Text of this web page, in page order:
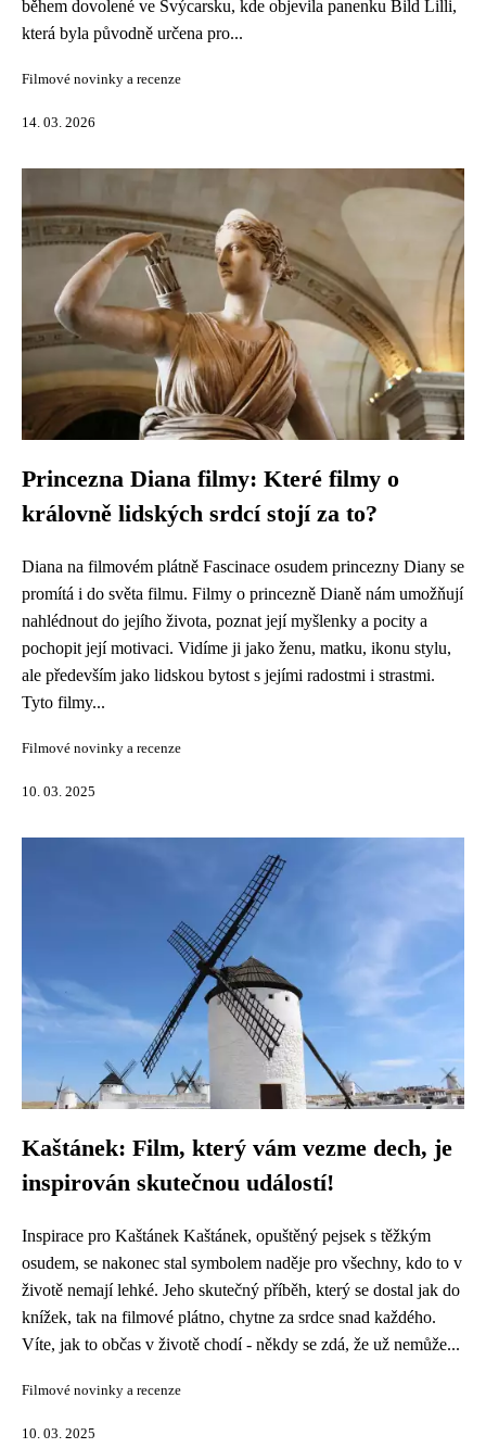
během dovolené ve Švýcarsku, kde objevila panenku Bild Lilli,
která byla původně určena pro...
Filmové novinky a recenze
14. 03. 2026
Princezna Diana filmy: Které filmy o
královně lidských srdcí stojí za to?
Diana na filmovém plátně Fascinace osudem princezny Diany se
promítá i do světa filmu. Filmy o princezně Dianě nám umožňují
nahlédnout do jejího života, poznat její myšlenky a pocity a
pochopit její motivaci. Vidíme ji jako ženu, matku, ikonu stylu,
ale především jako lidskou bytost s jejími radostmi i strastmi.
Tyto filmy...
Filmové novinky a recenze
10. 03. 2025
Kaštánek: Film, který vám vezme dech, je
inspirován skutečnou událostí!
Inspirace pro Kaštánek Kaštánek, opuštěný pejsek s těžkým
osudem, se nakonec stal symbolem naděje pro všechny, kdo to v
životě nemají lehké. Jeho skutečný příběh, který se dostal jak do
knížek, tak na filmové plátno, chytne za srdce snad každého.
Víte, jak to občas v životě chodí - někdy se zdá, že už nemůže...
Filmové novinky a recenze
10. 03. 2025